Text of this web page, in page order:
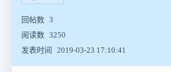
回帖数 3
阅读数 3250
发表时间
2019-03-23 17:10:41